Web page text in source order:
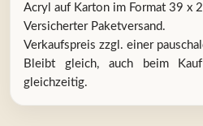
Acryl auf Karton im Format 39 x
Versicherter Paketversand.
Verkaufspreis zzgl. einer
Bleibt gleich, auch beim
gleichzeitig.